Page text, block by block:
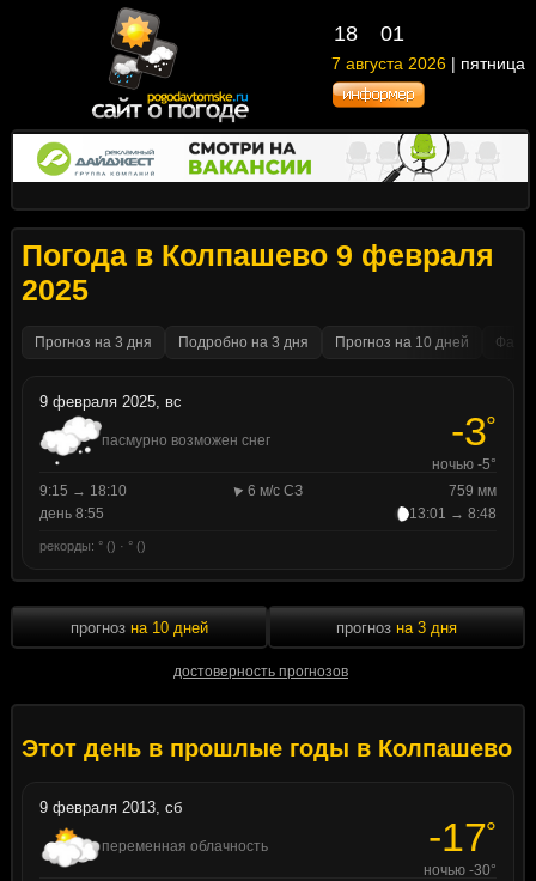
18 01
7 августа 2026 | пятница
Погода в Колпашево 9 февраля
2025
Прогноз на 3 дня Подробно на 3 дня Прогноз на 10 дней
9 февраля 2025, вс
пасмурно возможен снег -3°
ночью -5°
9:15 → 18:10
6 м/с СЗ
759 мм
день 8:55
13:01 → 8:48
рекорды: ° () · ° ()
прогноз на 10 дней
достоверность прогнозов
прогноз на 3 дня
Этот день в прошлые годы в Колпашево
9 февраля 2013, сб
переменная облачность -17°
ночью -30°